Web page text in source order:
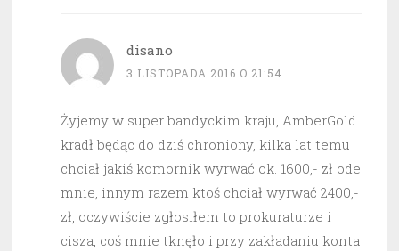
disano
3 LISTOPADA 2016 O 21:54
Żyjemy w super bandyckim kraju, AmberGold
kradł będąc do dziś chroniony, kilka lat temu
chciał jakiś komornik wyrwać ok. 1600,- zł ode
mnie, innym razem ktoś chciał wyrwać 2400,-
zł, oczywiście zgłosiłem to prokuraturze i
cisza, coś mnie tknęło i przy zakładaniu konta